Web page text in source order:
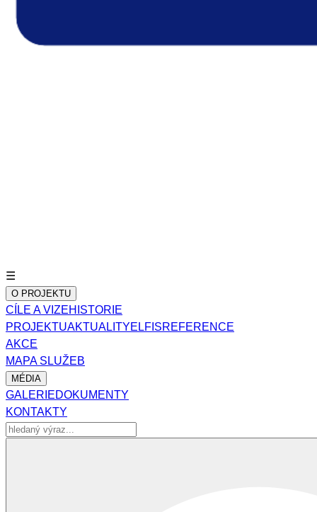
☰
O PROJEKTU
CÍLE A VIZEHISTORIE
PROJEKTUAKTUALITYELFISREFERENCE
AKCE
MAPA SLUŽEB
MÉDIA
GALERIEDOKUMENTY
KONTAKTY